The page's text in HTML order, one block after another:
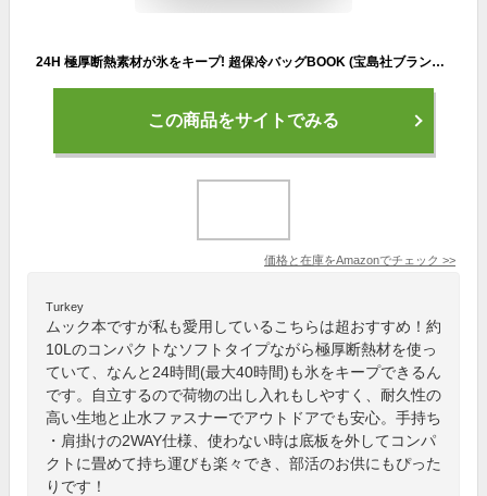
24H 極厚断熱素材が氷をキープ! 超保冷バッグBOOK (宝島社ブランドムック)
この商品をサイトでみる
価格と在庫をAmazonでチェック >>
Turkey
ムック本ですが私も愛用しているこちらは超おすすめ！約
10Lのコンパクトなソフトタイプながら極厚断熱材を使っ
ていて、なんと24時間(最大40時間)も氷をキープできるん
です。自立するので荷物の出し入れもしやすく、耐久性の
高い生地と止水ファスナーでアウトドアでも安心。手持ち
・肩掛けの2WAY仕様、使わない時は底板を外してコンパ
クトに畳めて持ち運びも楽々でき、部活のお供にもぴった
りです！